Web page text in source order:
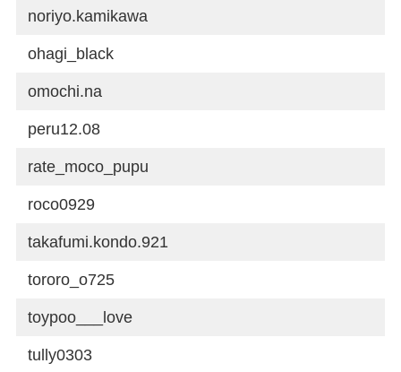
noriyo.kamikawa
ohagi_black
omochi.na
peru12.08
rate_moco_pupu
roco0929
takafumi.kondo.921
tororo_o725
toypoo___love
tully0303